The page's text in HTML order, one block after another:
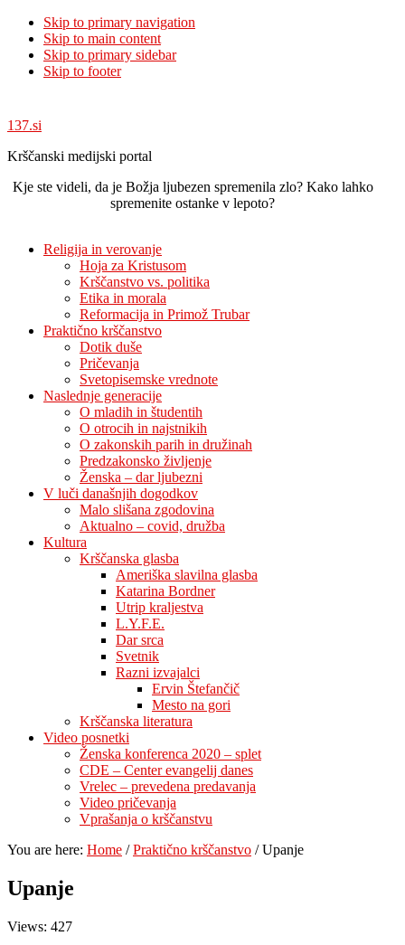
Skip to primary navigation
Skip to main content
Skip to primary sidebar
Skip to footer
137.si
Krščanski medijski portal
Kje ste videli, da je Božja ljubezen spremenila zlo? Kako lahko
spremenite ostanke v lepoto?
Religija in verovanje
Hoja za Kristusom
Krščanstvo vs. politika
Etika in morala
Reformacija in Primož Trubar
Praktično krščanstvo
Dotik duše
Pričevanja
Svetopisemske vrednote
Naslednje generacije
O mladih in študentih
O otrocih in najstnikih
O zakonskih parih in družinah
Predzakonsko življenje
Ženska – dar ljubezni
V luči današnjih dogodkov
Malo slišana zgodovina
Aktualno – covid, družba
Kultura
Krščanska glasba
Ameriška slavilna glasba
Katarina Bordner
Utrip kraljestva
L.Y.F.E.
Dar srca
Svetnik
Razni izvajalci
Ervin Štefančič
Mesto na gori
Krščanska literatura
Video posnetki
Ženska konferenca 2020 – splet
CDE – Center evangelij danes
Vrelec – prevedena predavanja
Video pričevanja
Vprašanja o krščanstvu
You are here: Home / Praktično krščanstvo /Upanje
Upanje
Views: 427